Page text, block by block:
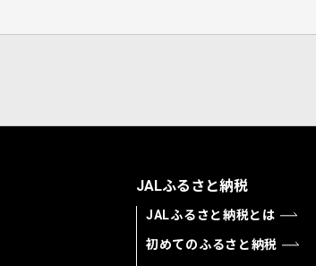
JALふるさと納税
JALふるさと納税とは
初めてのふるさと納税